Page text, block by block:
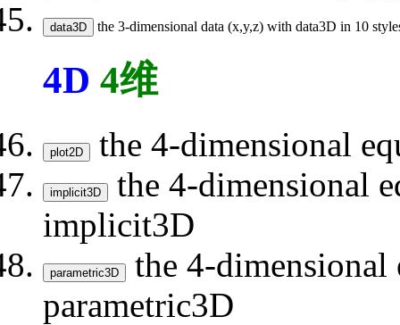
the 3-dimensional data (x,y,z) with data3D in 10
4D 4维
the 4-dimensional
the 4-dimensional
implicit3D
the 4-
parametric3D